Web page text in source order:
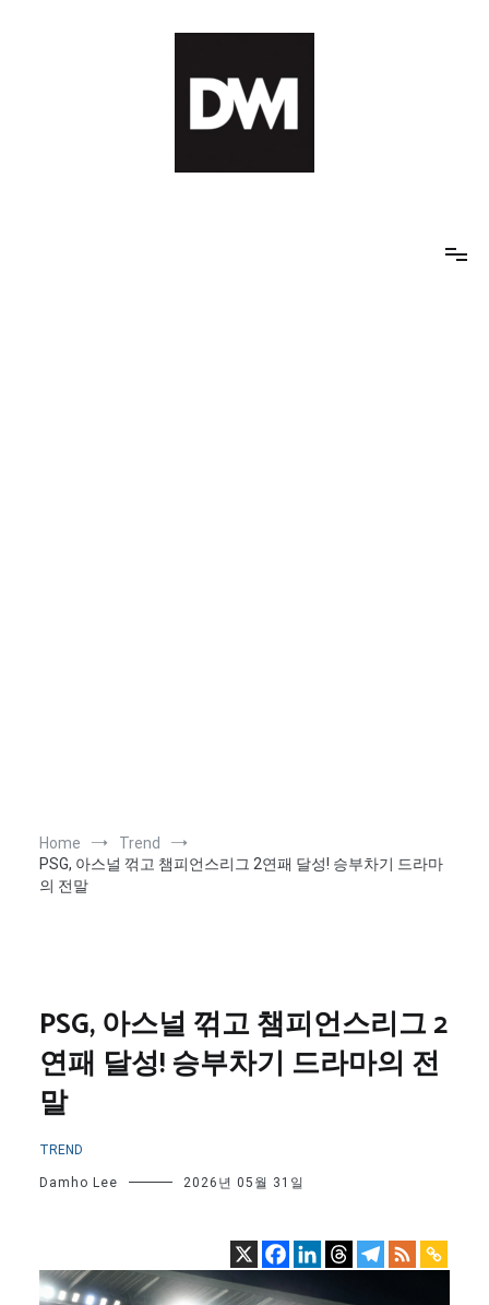
Home
Trend
PSG, 아스널 꺾고 챔피언스리그 2연패 달성! 승부차기 드라마
의 전말
PSG, 아스널 꺾고 챔피언스리그 2
연패 달성! 승부차기 드라마의 전
말
TREND
Damho Lee 2026년 05월 31일